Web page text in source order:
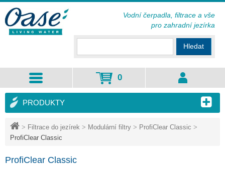
> Filtrace do jezírek > Modulární filtry > ProfiClear Classic >
ProfiClear Classic
ProfiClear Classic
PRODUKTY
Hledat
0
Vodní čerpadla, filtrace a vše
pro zahradní jezírka